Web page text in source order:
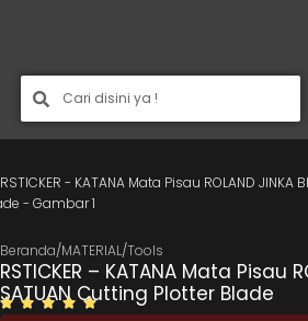
Beranda/MATERIAL/Tools
RSTICKER – KATANA Mata Pisau
SATUAN Cutting Plotter Blade